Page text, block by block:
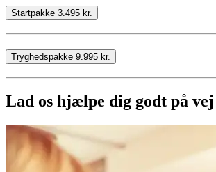
Startpakke 3.495 kr.
Tryghedspakke 9.995 kr.
Lad os hjælpe dig godt på vej